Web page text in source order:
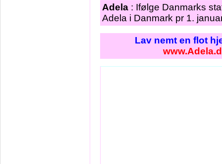
Adela : Ifølge Danmarks
Adela i Danmark pr 1.
Lav nemt en flot